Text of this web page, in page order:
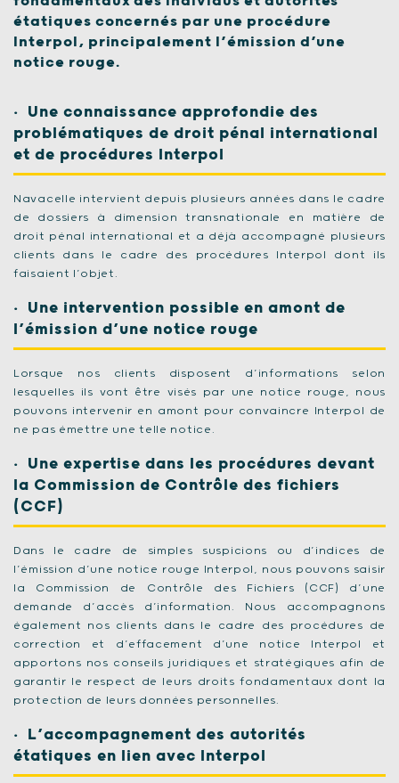
étatiques concernés par une procédure
Interpol, principalement l’émission d’une
notice rouge.
Une connaissance approfondie des
problématiques de droit pénal international
et de procédures Interpol
Navacelle intervient depuis plusieurs années dans le cadre
de dossiers à dimension transnationale en matière de
droit pénal international et a déjà accompagné plusieurs
clients dans le cadre des procédures Interpol dont ils
faisaient l’objet.
Une intervention possible en amont de
l’émission d’une notice rouge
Lorsque nos clients disposent d’informations selon
lesquelles ils vont être visés par une notice rouge, nous
pouvons intervenir en amont pour convaincre Interpol de
ne pas émettre une telle notice.
Une expertise dans les procédures devant
la Commission de Contrôle des fichiers
(CCF)
Dans le cadre de simples suspicions ou d’indices de
l’émission d’une notice rouge Interpol, nous pouvons saisir
la Commission de Contrôle des Fichiers (CCF) d’une
demande d’accès d’information. Nous accompagnons
également nos clients dans le cadre des procédures de
correction et d’effacement d’une notice Interpol et
apportons nos conseils juridiques et stratégiques afin de
garantir le respect de leurs droits fondamentaux dont la
protection de leurs données personnelles.
L’accompagnement des autorités
étatiques en lien avec Interpol